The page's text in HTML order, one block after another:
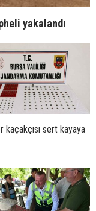
yakalandı
kaçakçısı sert kayaya